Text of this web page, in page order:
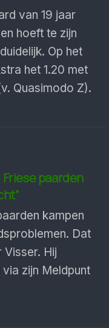
van 19 jaar
hoeft te zijn
Op het
het 1.20 met
Quasimodo Z).
paarden
kampen
Dat
Hij
zijn Meldpunt